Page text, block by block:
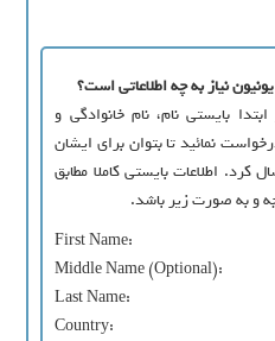
نياز به چه اطلاعاتي است؟
بايستي نام، نام خانوادگي و
نمائید تا بتوان براي ايشان
کرد. اطلاعات بایستی کاملا مطابق
و به صورت زیر باشد.
First Name:
Middle Name(Optional):
Last Name:
Country: